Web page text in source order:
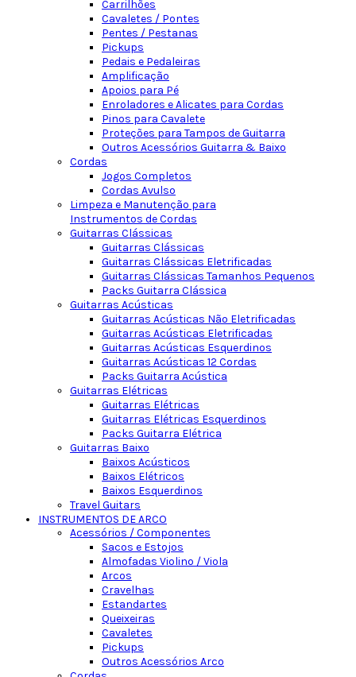
Carrilhões
Cavaletes / Pontes
Pentes / Pestanas
Pickups
Pedais e Pedaleiras
Amplificação
Apoios para Pé
Enroladores e Alicates para Cordas
Pinos para Cavalete
Proteções para Tampos de Guitarra
Outros Acessórios Guitarra & Baixo
Cordas
Jogos Completos
Cordas Avulso
Limpeza e Manutenção para
Instrumentos de Cordas
Guitarras Clássicas
Guitarras Clássicas
Guitarras Clássicas Eletrificadas
Guitarras Clássicas Tamanhos Pequenos
Packs Guitarra Clássica
Guitarras Acústicas
Guitarras Acústicas Não Eletrificadas
Guitarras Acústicas Eletrificadas
Guitarras Acústicas Esquerdinos
Guitarras Acústicas 12 Cordas
Packs Guitarra Acústica
Guitarras Elétricas
Guitarras Elétricas
Guitarras Elétricas Esquerdinos
Packs Guitarra Elétrica
Guitarras Baixo
Baixos Acústicos
Baixos Elétricos
Baixos Esquerdinos
Travel Guitars
INSTRUMENTOS DE ARCO
Acessórios / Componentes
Sacos e Estojos
Almofadas Violino / Viola
Arcos
Cravelhas
Estandartes
Queixeiras
Cavaletes
Pickups
Outros Acessórios Arco